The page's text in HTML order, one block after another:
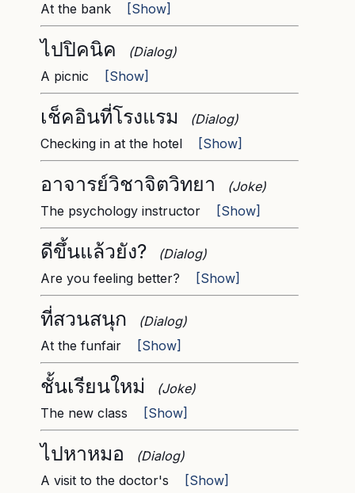
At the bank
[Show]
ไปปิคนิค
(Dialog)
A picnic
[Show]
เช็คอินที่โรงแรม
(Dialog)
Checking in at the hotel
[Show]
อาจารย์วิชาจิตวิทยา
(Joke)
The psychology instructor
[Show]
ดีขึ้นแล้วยัง?
(Dialog)
Are you feeling better?
[Show]
ที่สวนสนุก
(Dialog)
At the funfair
[Show]
ชั้นเรียนใหม่
(Joke)
The new class
[Show]
ไปหาหมอ
(Dialog)
A visit to the doctor's
[Show]